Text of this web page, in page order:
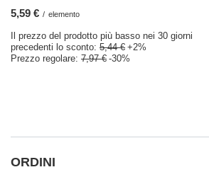
5,59 € / elemento
Il prezzo del prodotto più basso nei 30 giorni
precedenti lo sconto: 5,44 € +2%
Prezzo regolare: 7,97 € -30%
ORDINI